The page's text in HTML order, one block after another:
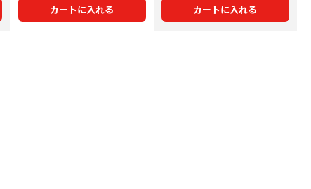
カートに入れる カートに入れる